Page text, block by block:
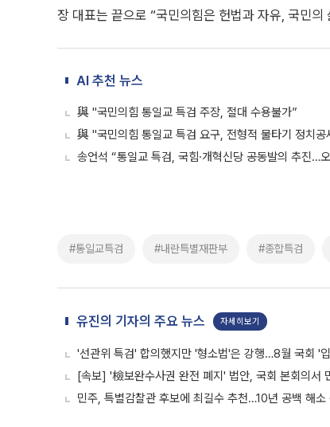
장 대표는 끝으로 “국민의힘은 헌법과 자유, 국민
AI 추천 뉴스
與 "국민의힘 통일교 특검 주장, 절대 수용불가”
與 "국민의힘 통일교 특검 요구, 전형적 물타기 정치공
송언석 “통일교 특검, 국힘·개혁신당 공동발의 추진…
#통일교특검 #내란특별재판부 #종합특검
유진의 기자의 주요 뉴스 자세히보기
'선관위 특검' 합의했지만 '형소법'은 강행…8월 국회 '
[속보] '檢보완수사권 완전 폐지' 법안, 국회 본회의서
민주, 특별감찰관 후보에 최길수 추천…10년 공백 해소